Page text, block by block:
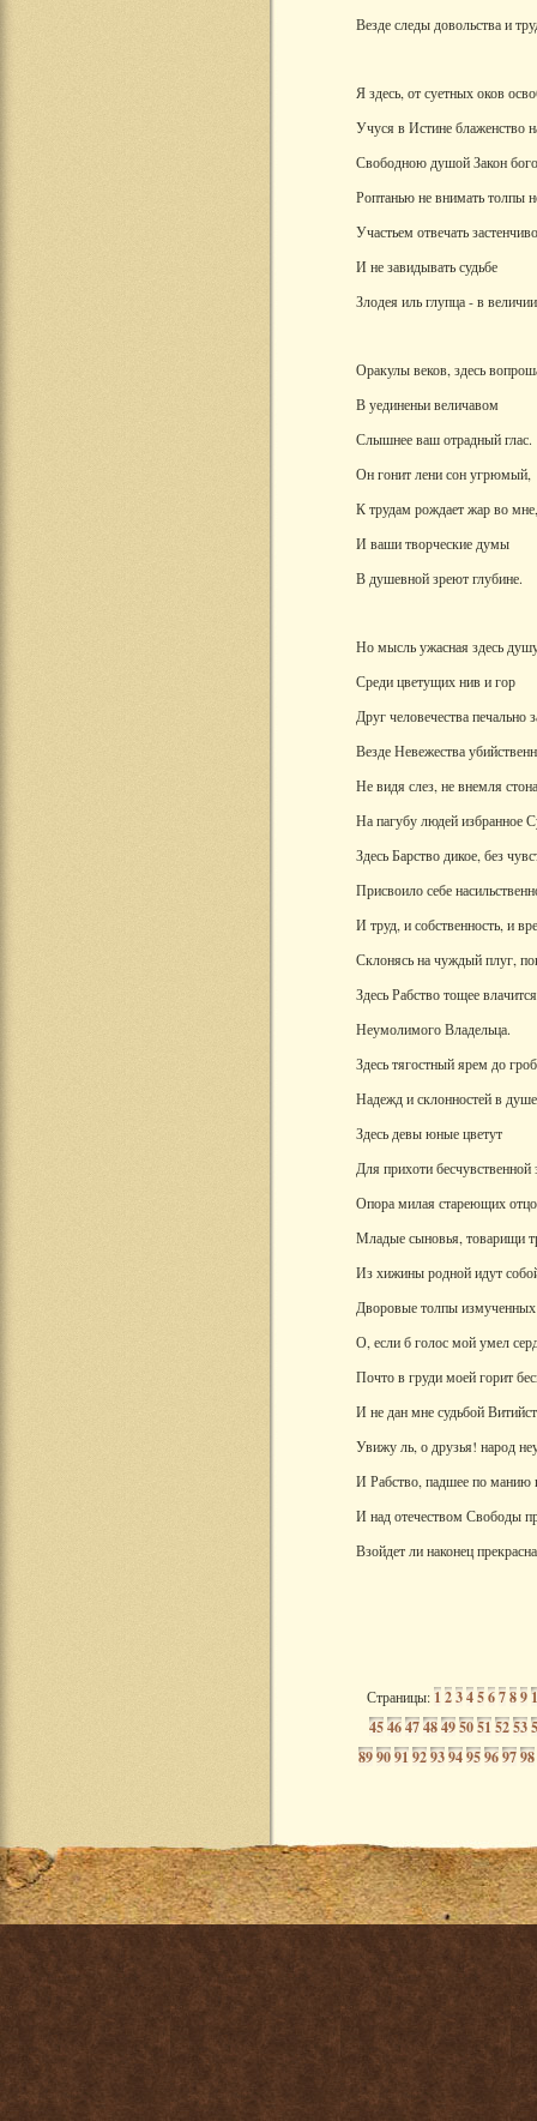
Везде следы довольства и
Я здесь, от суетных оков
Учуся в Истине блаженство
Свободною душой Закон
Роптанью не внимать толпы
Участьем отвечать
И не завидывать судьбе
Злодея иль глупца - в
Оракулы веков, здесь
В уединеньи величавом
Слышнее ваш отрадный глас.
Он гонит лени сон угрюмый,
К трудам рождает жар во мне,
И ваши творческие думы
В душевной зреют глубине.
Но мысль ужасная здесь
Среди цветущих нив и гор
Друг человечества печально
Везде Невежества
Не видя слез, не внемля
На пагубу людей избранное
Здесь Барство дикое, без
Присвоило себе
И труд, и собственность, и
Склонясь на чуждый плуг,
Здесь Рабство тощее
Неумолимого Владельца.
Здесь тягостный ярем до
Надежд и склонностей в
Здесь девы юные цветут
Для прихоти бесчувственной
Опора милая стареющих
Младые сыновья, товарищи
Из хижины родной идут
Дворовые толпы
О, если б голос мой умел
Почто в груди моей горит
И не дан мне судьбой
Увижу ль, о друзья! народ
И Рабство, падшее по манию
И над отечеством Свободы
Взойдет ли наконец
Страницы:1 23456789
454647484950515253
89909192939495969798